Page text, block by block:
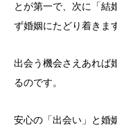
とが第一で、次に「結
ず婚姻にたどり着きま
出会う機会さえあれば
るのです。
安心の「出会い」と婚